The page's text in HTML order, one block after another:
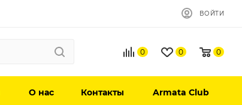
ВОЙТИ
0 0 0
О нас Контакты Armata Club